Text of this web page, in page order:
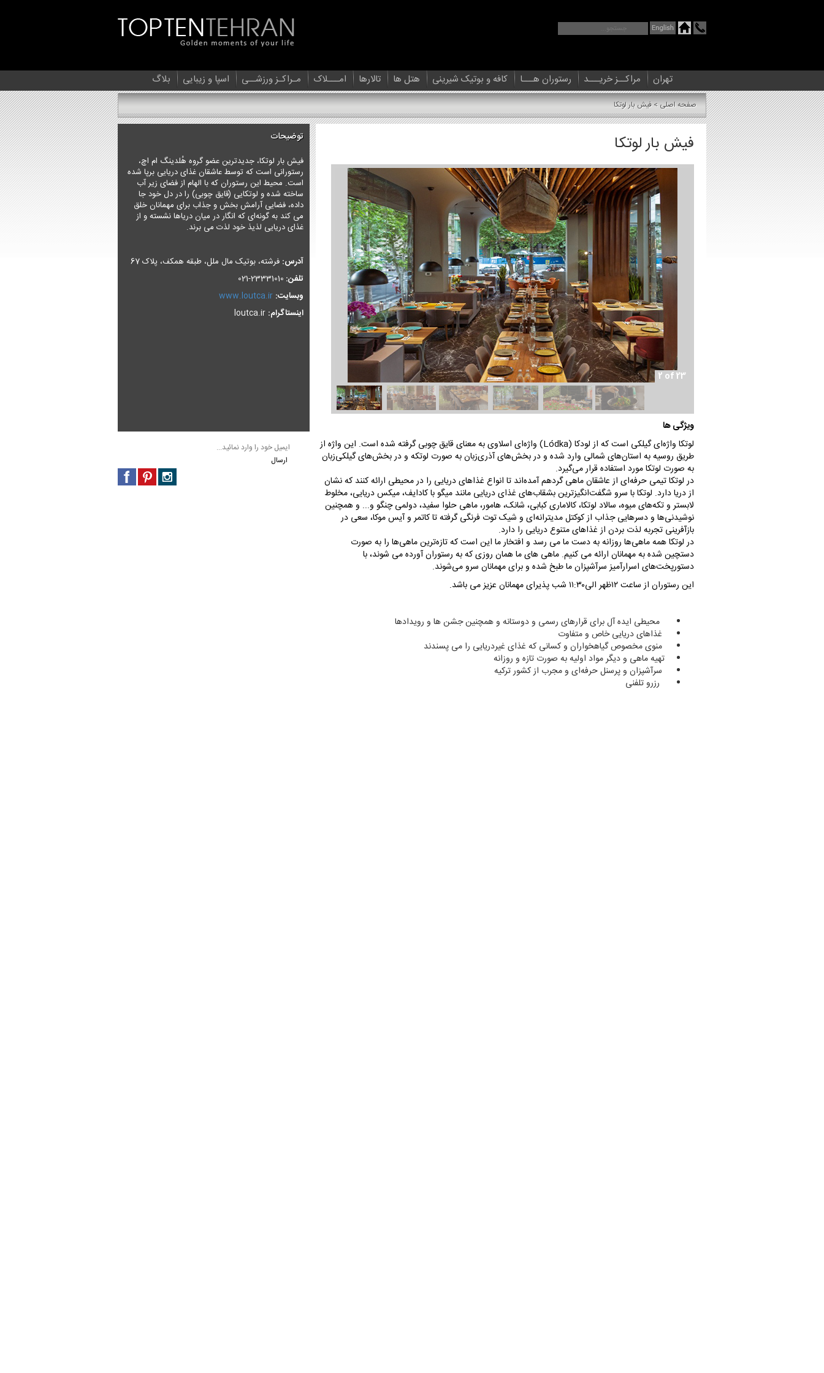
تهران مراکــز خریـــد رستوران هـــا کافه و بوتیک شیرینی هتل ها تالارها امـــلاک مـراکـز ورزشــی اسپا و زیبایی بلاگ
صفحه اصلی> فیش بار لوتکا
توضیحات
فیش بار لوتکا، جدیدترین عضو گروه هُلدینگ ام اچ،
رستورانی است که توسط عاشقان غذای دریایی برپا شده
است. محیط این رستوران که با الهام از فضای زیر آب
ساخته شده و لوتکایی (قایق چوبی) را در دل خود جا
داده، فضایی آرامش بخش و جذاب برای مهمانان خلق
می کند به گونه‌ای که انگار در میان دریاها نشسته و از
غذای دریایی لذیذ خود لذت می برند.
آدرس: فرشته، بوتیک مال ملل، طبقه همکف، پلاک 67
تلفن: 23331010-021
وبسایت: www.loutca.ir
اینستاگرام:
فیش بار لوتکا
2 of 23
ویژگی ها
لوتکا واژه‌ای گیلکی است که از لودکا (Lódka) واژه‌ای اسلاوی به معنای قایق چوبی گرفته شده است. این واژه از
طریق روسیه به استان‌های شمالی وارد شده و در بخش‌های آذری‌زبان به صورت لوتکه و در بخش‌های گیلکی‌زبان
به صورت لوتکا مورد استفاده قرار می‌گیرد.
در لوتکا تیمی حرفه‌ای از عاشقان ماهی گردهم آمده‌اند تا انواع غذاهای دریایی را در محیطی ارائه کنند که نشان
از دریا دارد. لوتکا با سرو شگفت‌انگیزترین بشقاب‌های غذای دریایی مانند میگو با کادایف، میکس دریایی، مخلوط
لابستر و تکه‌های میوه، سالاد لوتکا، کالاماری کبابی، شانک، هامور، ماهی حلوا سفید، دولمی چنگو و... و همچنین
نوشیدنی‌ها و دسرهایی جذاب از کوکتل مدیترانه‌ای و شیک توت فرنگی گرفته تا کاتمر و آیس موکا، سعی در
بازآفرینی تجربه لذت بردن از غذاهای متنوع دریایی را دارد.
در لوتکا همه ماهی‌ها روزانه به دست ما می رسد و افتخار ما این است که تازه‌ترین ماهی‌ها را به صورت
دستچین شده به مهمانان ارائه می کنیم. ماهی ‌های ما همان روزی که به رستوران آورده می شوند، با
دستورپخت‌های اسرارآمیز سرآشپزان ما طبخ شده و برای مهمانان سرو می‌شوند.
این رستوران از ساعت ۱۲ظهر الی۱۱:۳۰ شب پذیرای مهمانان عزیز می باشد.
محیطی ایده آل برای قرارهای رسمی و دوستانه و همچنین جشن ها و رویدادها
غذاهای دریایی خاص و متفاوت
منوی مخصوص گیاهخواران و کسانی که غذای غیردریایی را می پسندند
تهیه ماهی و دیگر مواد اولیه به صورت تازه و روزانه
سرآشپزان و پرسنل حرفه‌ای و مجرب از کشور ترکیه
رزرو تلفنی